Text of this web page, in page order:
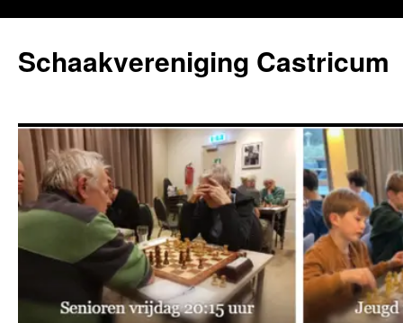
de
inhoud
Schaakvereniging Castricum